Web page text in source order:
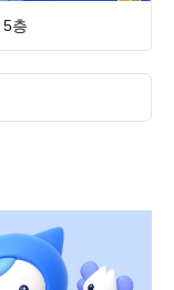
5층